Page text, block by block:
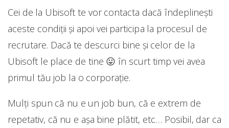
Cei de la Ubisoft te vor contacta dacă îndeplinești
aceste condiții și apoi vei participa la procesul de
recrutare. Dacă te descurci bine și celor de la
Ubisoft le place de tine 😛 în scurt timp vei avea
primul tău job la o corporație.
Mulți spun că nu e un job bun, că e extrem de
repetativ, că nu e așa bine plătit, etc… Posibil, dar ca